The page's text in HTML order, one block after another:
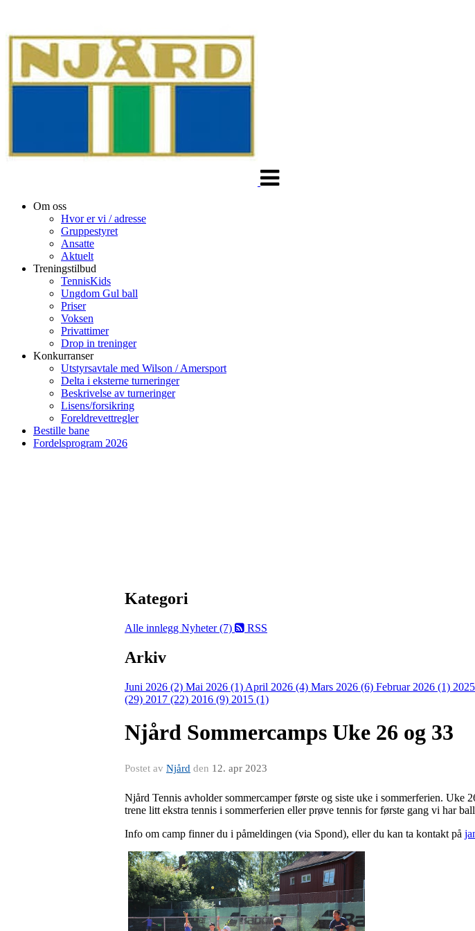
Om oss
Hvor er vi / adresse
Gruppestyret
Ansatte
Aktuelt
Treningstilbud
TennisKids
Ungdom Gul ball
Priser
Voksen
Privattimer
Drop in treninger
Konkurranser
Utstyrsavtale med Wilson / Amersport
Delta i eksterne turneringer
Beskrivelse av turneringer
Lisens/forsikring
Foreldrevettregler
Bestille bane
Fordelsprogram 2026
Kategori
Alle innlegg Nyheter (7) RSS
Arkiv
Juni 2026 (2) Mai 2026 (1) April 2026 (4) Mars 2026 (6) Februar 2026 (1)
(29) 2017 (22) 2016 (9) 2015 (1)
Njård Sommercamps Uke 26 og 33
Postet av Njård den 12. apr 2023
Njård Tennis avholder sommercamper første og siste uke i sommerferien.
trene litt ekstra tennis i sommerferien eller prøve tennis for første gang vi har
Info om camp finner du i påmeldingen (via Spond), eller du kan ta kontakt på